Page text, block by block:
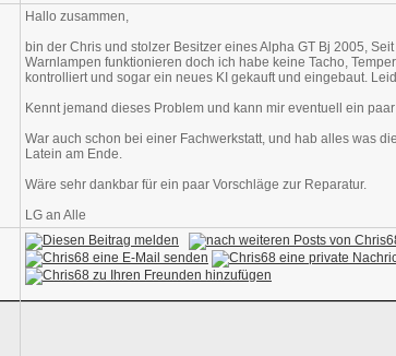
Hallo zusammen,
bin der Chris und stolzer Besitzer eines Alpha GT Bj 2005,
Warnlampen funktionieren doch ich habe keine Tacho,
kontrolliert und sogar ein neues KI gekauft und eingebaut.
Kennt jemand dieses Problem und kann mir eventuell ein
War auch schon bei einer Fachwerkstatt, und hab alles was
Latein am Ende.
Wäre sehr dankbar für ein paar Vorschläge zur Reparatur.
LG an Alle